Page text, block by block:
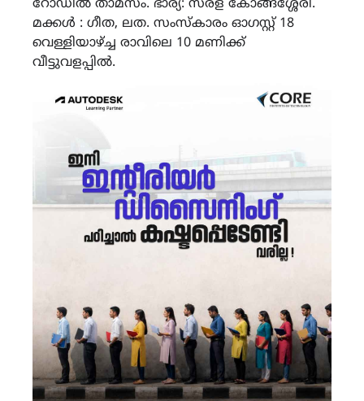
റോഡിൽ താമസം. ഭാര്യ: സരള കോങ്ങശ്ശേരി.
മക്കൾ : ഗീത, ലത. സംസ്‍കാരം ഓഗസ്റ്റ് 18
വെള്ളിയാഴ്ച്ച രാവിലെ 10 മണിക്ക്
വീട്ടുവളപ്പിൽ.